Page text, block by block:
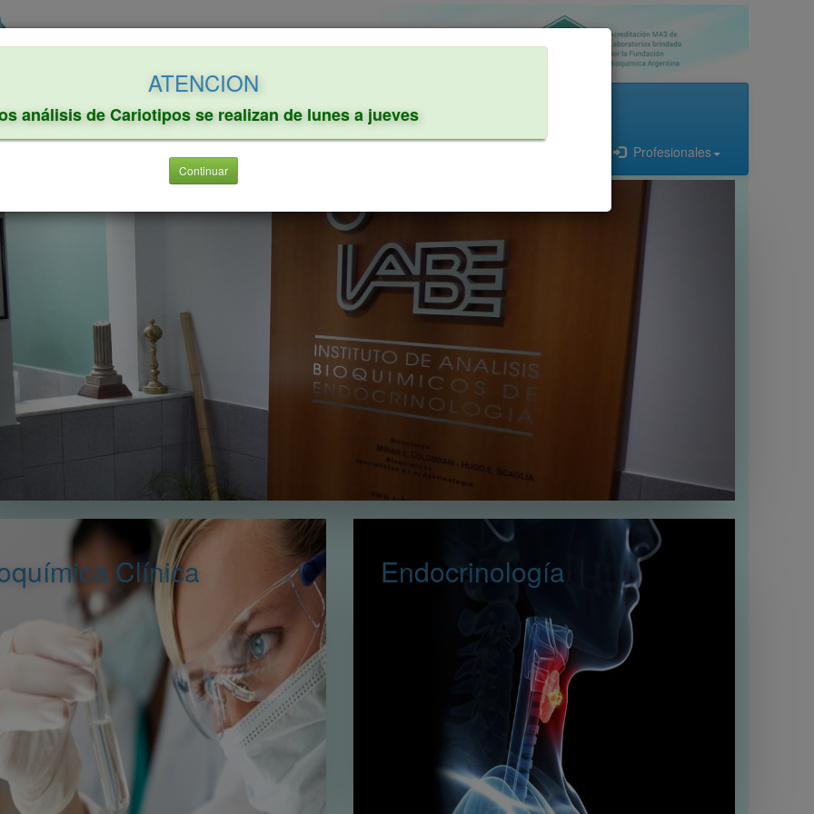
al paciente Información al profesional Investigación
Profesionales
ATENCION
análisis de Cariotipos se realizan de lunes a jueves
Continuar
Clínica Endocrinología